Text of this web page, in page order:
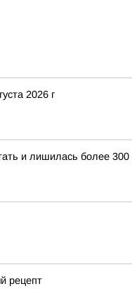
2026 г
и лишилась более 300
рецепт